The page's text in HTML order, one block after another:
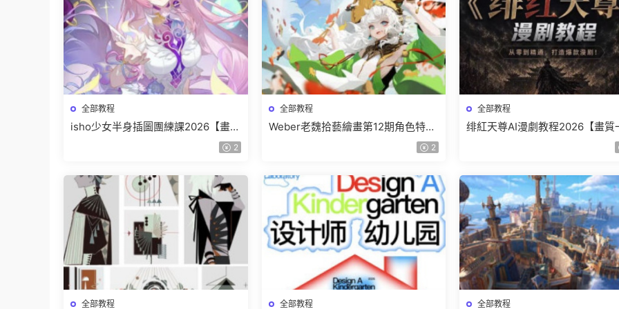
全部教程
isho少女半身插圖團練課2026【畫質
2
全部教程
Weber老魏拾藝繪畫第12期角色特訓
2
全部教程
绯紅天尊AI漫劇教程2026【畫質
全部教程 全部教程 全部教程